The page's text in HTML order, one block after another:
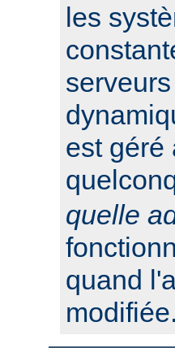
les
est géré
quelle
quand
modifiée.